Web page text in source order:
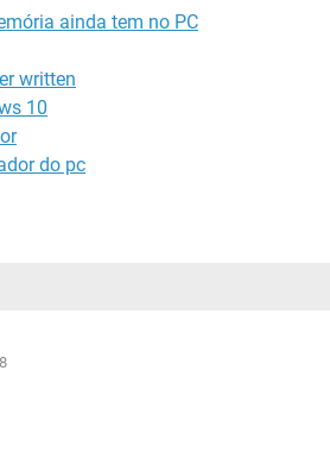
ainda tem no PC
written
10
do pc